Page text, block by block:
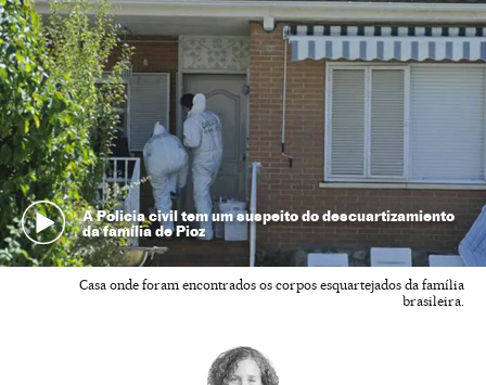
A Policia civil tem um suspeito do descuartizamiento
da família de Pioz
Casa onde foram encontrados os corpos esquartejados da família
brasileira.